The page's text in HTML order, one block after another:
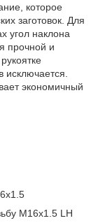
которое
заготовок. Для
угол наклона
прочной и
исключается.
экономичный
М16х1.5 LH